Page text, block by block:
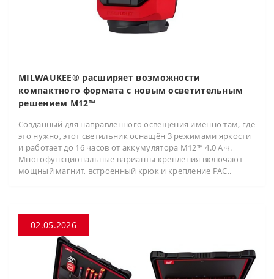
MILWAUKEE® расширяет возможности
компактного формата с новым осветительным
решением M12™
Созданный для направленного освещения именно там, где
это нужно, этот светильник оснащён 3 режимами яркости
и работает до 16 часов от аккумулятора M12™ 4.0 А·ч.
Многофункциональные варианты крепления включают
мощный магнит, встроенный крюк и крепление PAC..
02.05.2026